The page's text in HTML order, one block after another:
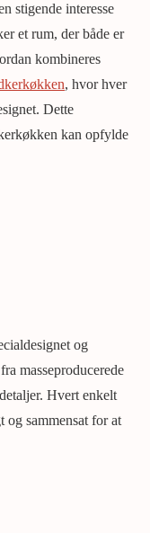
stigende interesse
et rum, der både er
kombineres
, hvor hver
Dette
kan opfylde
og
masseproducerede
Hvert enkelt
og sammensat for at